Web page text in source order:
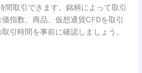
間取引できます。銘柄によって取引
指数、商品、仮想通貨CFDを取引
引時間を事前に確認しましょう。